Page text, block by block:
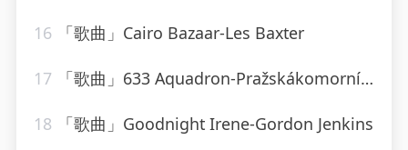
16 「歌曲」Cairo Bazaar-Les Baxter
17 「歌曲」633 Aquadron-Pražskákomornífilharmonie
18 「歌曲」Goodnight Irene-Gordon Jenkins